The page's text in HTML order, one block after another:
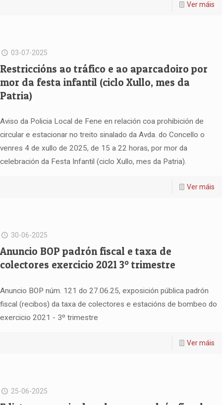
Ver máis
03-07-2025
Restriccións ao tráfico e ao aparcadoiro por
mor da festa infantil (ciclo Xullo, mes da
Patria)
Aviso da Policia Local de Fene en relación coa prohibición de
circular e estacionar no treito sinalado da Avda. do Concello o
venres 4 de xullo de 2025, de 15 a 22 horas, por mor da
celebración da Festa Infantil (ciclo Xullo, mes da Patria).
Ver máis
30-06-2025
Anuncio BOP padrón fiscal e taxa de
colectores exercicio 2021 3º trimestre
Anuncio BOP núm. 121 do 27.06.25, exposición pública padrón
fiscal (recibos) da taxa de colectores e estacións de bombeo do
exercicio 2021 - 3º trimestre
Ver máis
25-06-2025